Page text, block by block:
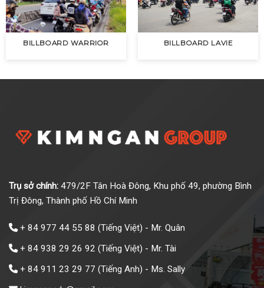
BILLBOARD WARRIOR BILLBOARD LAVIE
Trụ sở chính: 479/2F Tân Hoà Đông, Khu phố 49, phường Bình
Trị Đông, Thành phố Hồ Chí Minh
+ 84 977 44 55 88 (Tiếng Việt) - Mr. Quân
+ 84 938 29 26 92 (Tiếng Việt) - Mr. Tài
+ 84 911 23 29 77 (Tiếng Anh) - Ms. Sally